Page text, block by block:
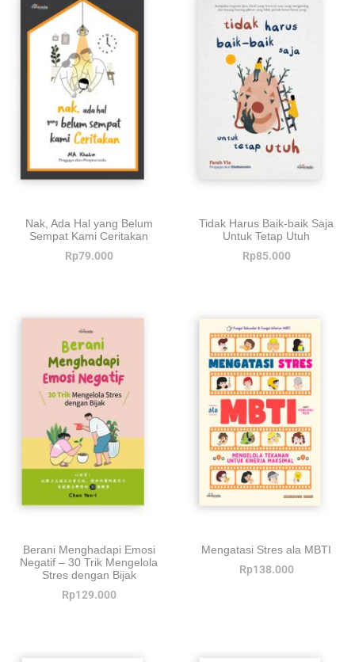
Nak, Ada Hal yang Belum
Sempat Kami Ceritakan
Rp79.000
Tidak Harus Baik-baik Saja
Untuk Tetap Utuh
Rp85.000
Berani Menghadapi Emosi
Negatif – 30 Trik Mengelola
Stres dengan Bijak
Rp129.000
Mengatasi Stres ala MBTI
Rp138.000